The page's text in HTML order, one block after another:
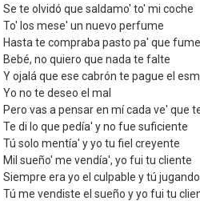
Se te olvidó que saldamo' to' mi coche
To' los mese' un nuevo perfume
Hasta te compraba pasto pa' que
Bebé, no quiero que nada te falte
Y ojalá que ese cabrón te pague el
Yo no te deseo el mal
Pero vas a pensar en mí cada ve' que
Te di lo que pedía' y no fue suficiente
Tú solo mentía' y yo tu fiel creyente
Mil sueño' me vendía', yo fui tu cliente
Siempre era yo el culpable y tú
Tú me vendiste el sueño y yo fui tu